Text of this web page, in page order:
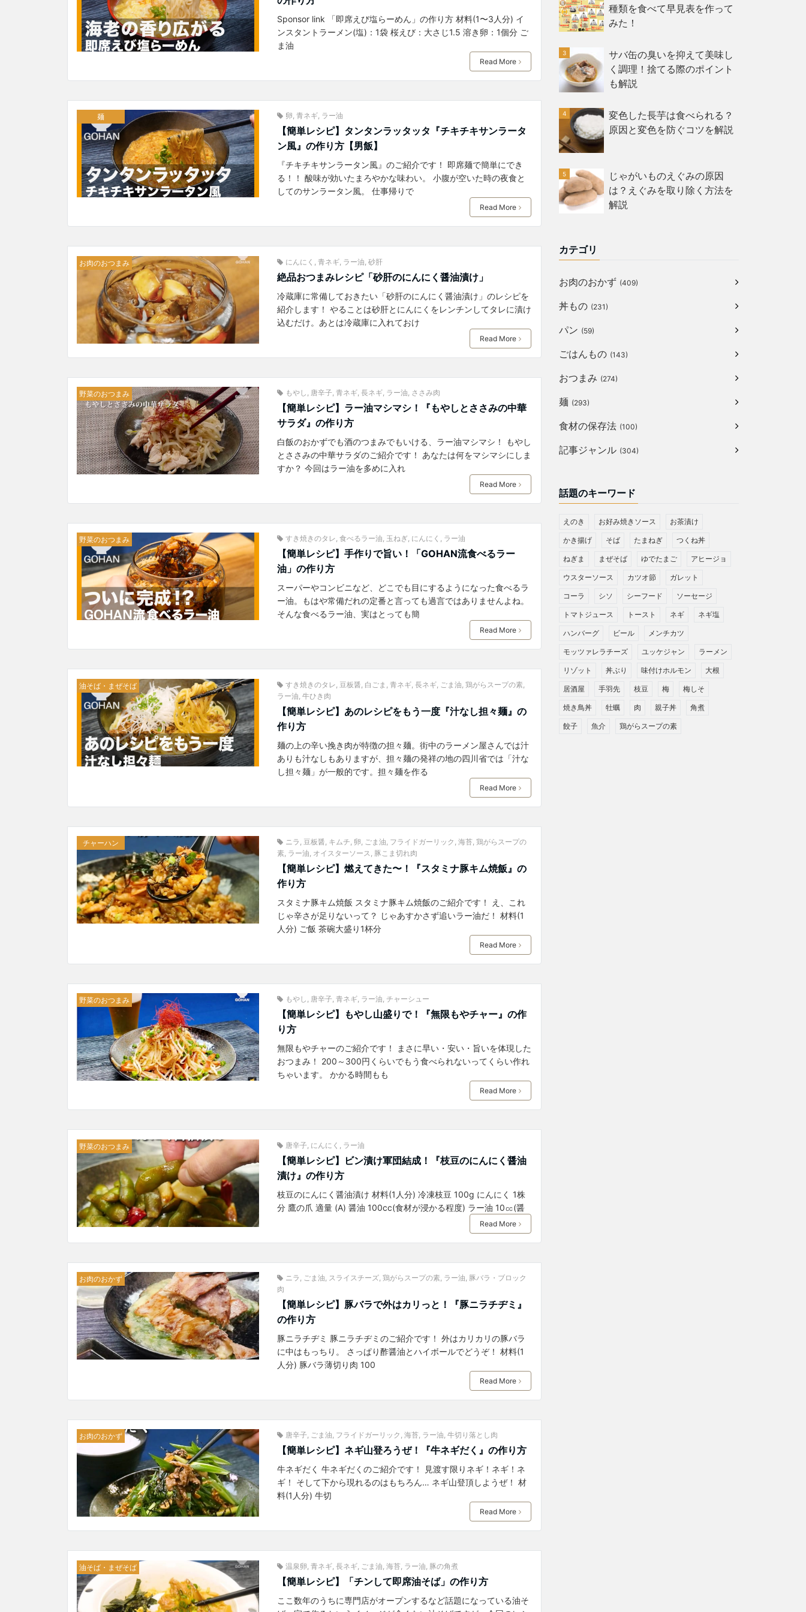
Sponsor link 「即席えび塩らーめん」の作り方 材料(1〜3人分) イ
ンスタントラーメン(塩)：1袋 桜えび：大さじ1.5 溶き卵：1個分 ご
ま油
Read More
麺 卵, 青ネギ, ラー油
【簡単レシピ】タンタンラッタッタ『チキチキサンラータ
ン風』の作り方【男飯】
『チキチキサンラータン風』のご紹介です！ 即席麺で簡単にでき
る！！ 酸味が効いたまろやかな味わい。 小腹が空いた時の夜食と
してのサンラータン風。 仕事帰りで
Read More
お肉のおつまみ にんにく 青ネギ, ラー油 砂肝
絶品おつまみレシピ「砂肝のにんにく醤油漬け」
冷蔵庫に常備しておきたい「砂肝のにんにく醤油漬け」のレシピを
紹介します！ やることは砂肝とにんにくをレンチンしてタレに漬け
込むだけ。あとは冷蔵庫に入れておけ
Read More
野菜のおつまみ もやし 唐辛子, 青ネギ, 長ネギ, ラー油 ささみ肉
【簡単レシピ】ラー油マシマシ！『もやしとささみの中華
サラダ』の作り方
白飯のおかずでも酒のつまみでもいける、ラー油マシマシ！ もやし
とささみの中華サラダのご紹介です！ あなたは何をマシマシにしま
すか？ 今回はラー油を多めに入れ
Read More
野菜のおつまみ すき焼きのタレ, 食べるラー油, 玉ねぎ, にんにく , ラー油
【簡単レシピ】手作りで旨い！「GOHAN流食べるラー
油」の作り方
スーパーやコンビニなど、どこでも目にするようになった食べるラ
ー油。もはや常備だれの定番と言っても過言ではありませんよね。
そんな食べるラー油、実はとっても簡
Read More
油そば・まぜそば すき焼きのタレ 豆板醤 白ごま 青ネギ, 長ネギ, ごま油 鶏がらスープの素,
ラー油 牛ひき肉
【簡単レシピ】あのレシピをもう一度『汁なし担々麺』の
作り方
麺の上の辛い挽き肉が特徴の担々麺。街中のラーメン屋さんでは汁
ありも汁なしもありますが、担々麺の発祥の地の四川省では「汁な
し担々麺」が一般的です。担々麺を作る
Read More
チャーハン ニラ 豆板醤 キムチ 卵 ごま油 フライドガーリック 海苔, 鶏がらスープの
素, ラー油 オイスターソース 豚こま切れ肉
【簡単レシピ】燃えてきた〜！『スタミナ豚キム焼飯』の
作り方
スタミナ豚キム焼飯 スタミナ豚キム焼飯のご紹介です！ え、これ
じゃ辛さが足りないって？ じゃあすかさず追いラー油だ！ 材料(1
人分) ご飯 茶碗大盛り1杯分
Read More
野菜のおつまみ もやし , 唐辛子, 青ネギ, ラー油, チャーシュー
【簡単レシピ】もやし山盛りで！『無限もやチャー』の作
り方
無限もやチャーのご紹介です！ まさに早い・安い・旨いを体現した
おつまみ！ 200～300円くらいでもう食べられないってくらい作れ
ちゃいます。 かかる時間もも
Read More
野菜のおつまみ 唐辛子, にんにく ラー油
【簡単レシピ】ビン漬け軍団結成！『枝豆のにんにく醤油
漬け』の作り方
枝豆のにんにく醤油漬け 材料(1人分) 冷凍枝豆 100g にんにく 1株
分 鷹の爪 適量 (A) 醤油 100cc(食材が浸かる程度) ラー油 10㏄(醤
Read More
お肉のおかず ニラ ごま油 スライスチーズ, 鶏がらスープの素, ラー油 豚バラ・ブロック
肉
【簡単レシピ】豚バラで外はカリっと！『豚ニラチヂミ』
の作り方
豚ニラチヂミ 豚ニラチヂミのご紹介です！ 外はカリカリの豚バラ
に中はもっちり。 さっぱり酢醤油とハイボールでどうぞ！ 材料(1
人分) 豚バラ薄切り肉 100
Read More
お肉のおかず 唐辛子, ごま油, フライドガーリック , 海苔, ラー油, 牛切り落とし肉
【簡単レシピ】ネギ山登ろうぜ！『牛ネギだく』の作り方
牛ネギだく 牛ネギだくのご紹介です！ 見渡す限りネギ！ネギ！ネ
ギ！ そして下から現れるのはもちろん… ネギ山登頂しようぜ！ 材
料(1人分) 牛切
Read More
油そば・まぜそば 温泉卵 青ネギ, 長ネギ, ごま油 海苔, ラー油 豚の角煮
【簡単レシピ】「チンして即席油そば」の作り方
ここ数年のうちに専門店がオープンするなど話題になっている油そ
種類を食べて早見表を作って
みた！
サバ缶の臭いを抑えて美味し
く調理！捨てる際のポイント
も解説
変色した長芋は食べられる？
原因と変色を防ぐコツを解説
じゃがいものえぐみの原因
は？えぐみを取り除く方法を
解説
カテゴリ
お肉のおかず (409)
丼もの (231)
パン (59)
ごはんもの (143)
おつまみ (274)
麺 (293)
食材の保存法 (100)
記事ジャンル (304)
話題のキーワード
えのき お好み焼きソース お茶漬け
かき揚げ そば たまねぎ つくね丼
ねぎま まぜそば ゆでたまご アヒージョ
ウスターソース カツオ節 ガレット
コーラ シソ シーフード ソーセージ
トマトジュース トースト ネギ ネギ塩
ハンバーグ ビール メンチカツ
モッツァレラチーズ ユッケジャン ラーメン
リゾット 丼ぶり 味付けホルモン 大根
居酒屋 手羽先 枝豆 梅 梅しそ
焼き鳥丼 牡蠣 肉 親子丼 角煮
餃子 魚介 鶏がらスープの素